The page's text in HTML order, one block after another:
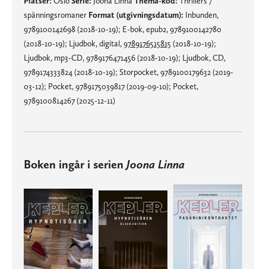
spänningsromaner Format (utgivningsdatum): Inbunden,
9789100142698 (2018-10-19); E-bok, epub2, 9789100142780
(2018-10-19); Ljudbok, digital,9789176515815 (2018-10-19);
Ljudbok, mp3-CD, 9789176471456 (2018-10-19); Ljudbok, CD,
9789174333824 (2018-10-19); Storpocket, 9789100179632 (2019-
03-12); Pocket, 9789175039817 (2019-09-10); Pocket,
9789100814267 (2025-12-11)
Boken ingår i serien Joona Linna